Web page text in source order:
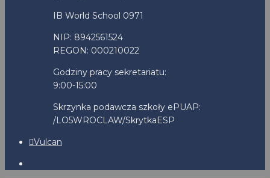
IB World School 0971
NIP: 8942561524
REGON: 000210022
Godziny pracy sekretariatu:
9:00-15:00
Skrzynka podawcza szkoły ePUAP:
/LO5WROCLAW/SkrytkaESP
Vulcan